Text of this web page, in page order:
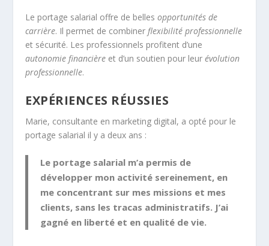
Le portage salarial offre de bellesopportunités de
carrière. Il permet de combinerflexibilité professionnelle
et sécurité. Les professionnels profitent d’une
autonomie financière et d’un soutien pour leurévolution
professionnelle.
EXPÉRIENCES RÉUSSIES
Marie, consultante en marketing digital, a opté pour le
portage salarial il y a deux ans :
Le portage salarial m’a permis de
développer mon activité sereinement, en
me concentrant sur mes missions et mes
clients, sans les tracas administratifs. J’ai
gagné en liberté et en qualité de vie.